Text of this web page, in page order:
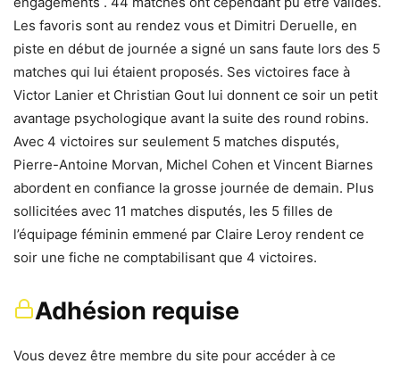
Les favoris sont au rendez vous et Dimitri Deruelle, en
piste en début de journée a signé un sans faute lors des 5
matches qui lui étaient proposés. Ses victoires face à
Victor Lanier et Christian Gout lui donnent ce soir un petit
avantage psychologique avant la suite des round robins.
Avec 4 victoires sur seulement 5 matches disputés,
Pierre-Antoine Morvan, Michel Cohen et Vincent Biarnes
abordent en confiance la grosse journée de demain. Plus
sollicitées avec 11 matches disputés, les 5 filles de
l’équipage féminin emmené par Claire Leroy rendent ce
soir une fiche ne comptabilisant que 4 victoires.
Adhésion requise
Vous devez être membre du site pour accéder à ce